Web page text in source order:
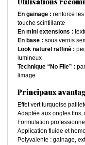
En gainage : renforce
touche scintillante
En mini extensions :
En base : sous vernis
Look naturel raffiné :
lumineux
Technique “No File” :
limage
Principaux
Effet vert turquoise
Adaptée aux ongles fins,
Formulation
Application fluide et
Polyvalente : gainage,